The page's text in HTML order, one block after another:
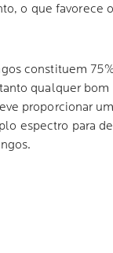
o que favorece
constituem
qualquer
proporcionar
espectro para